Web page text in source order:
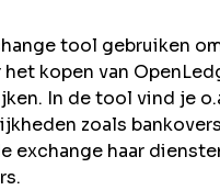
tool gebruiken
kopen van
In de tool vind je
zoals
exchange haar